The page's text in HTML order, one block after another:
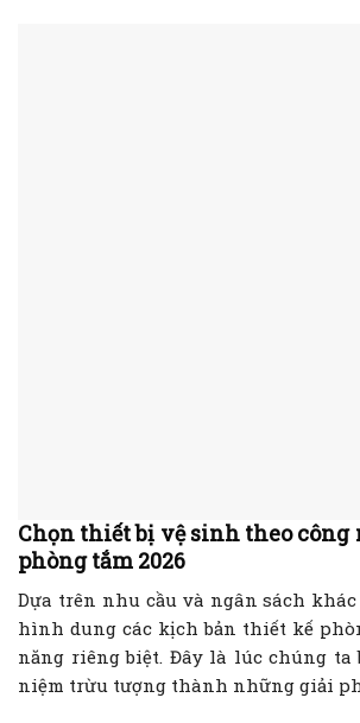
Chọn thiết bị vệ sinh theo công
phòng tắm 2026
Dựa trên nhu cầu và ngân sách
hình dung các kịch bản thiết kế
năng riêng biệt. Đây là lúc chúng
niệm trừu tượng thành những giải